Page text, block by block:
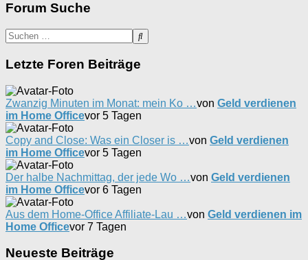
Forum Suche
Letzte Foren Beiträge
Zwanzig Minuten im Monat: mein Ko …von Geld verdienen
im Home Officevor 5 Tagen
Copy and Close: Was ein Closer is …von Geld verdienen
im Home Officevor 5 Tagen
Der halbe Nachmittag, der jede Wo …von Geld verdienen
im Home Officevor 6 Tagen
Aus dem Home-Office Affiliate-Lau …von Geld verdienen im
Home Officevor 7 Tagen
Neueste Beiträge